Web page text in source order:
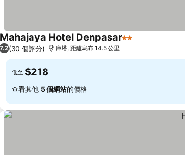
Mahajaya Hotel Denpasar2 星級
7.2(30 個評分) 庫塔, 距離烏布 14.5 公里
低至 $218
查看其他 5 個網站的價格